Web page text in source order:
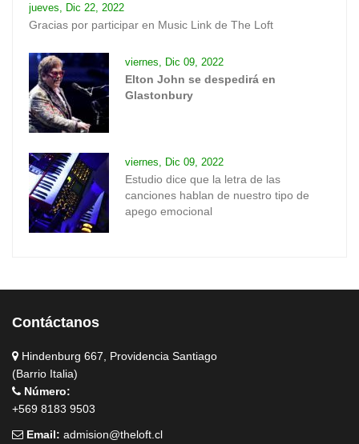
jueves, Dic 22, 2022
Gracias por participar en Music Link de The Loft
viernes, Dic 09, 2022
Elton John se despedirá en
Glastonbury
viernes, Dic 09, 2022
Estudio dice que la letra de las
canciones hablan de nuestro tipo de
apego emocional
Contáctanos
Hindenburg 667, Providencia Santiago
(Barrio Italia)
Número:
+569 8183 9503
Email: admision@theloft.cl